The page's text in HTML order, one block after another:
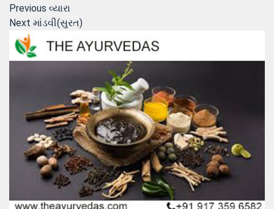
Post
navigation
Previous Previous
post:
વ્યારા
Next Next
માંડવી(સુરત)